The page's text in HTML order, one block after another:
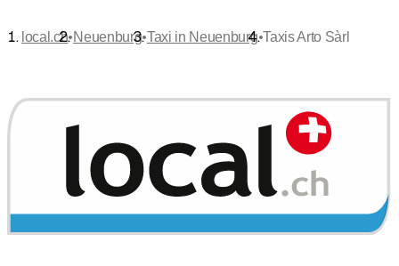
local.ch•Neuenburg•Taxi in Neuenburg•Taxis Arto Sàrl